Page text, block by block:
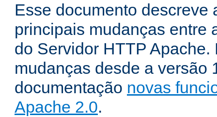
Esse documento descreve
principais mudanças entre
do Servidor HTTP Apache.
mudanças desde a versão
documentação novas
Apache 2.0.